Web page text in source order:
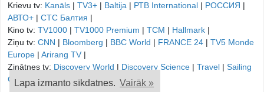
Lapa izmanto sīkdatnes. Vairāk »
Krievu tv: Kanāls | TV3+ | Baltija | РТB International | РОССИЯ |
АВТО+ | СТС Балтия |
Kino tv: TV1000 | TV1000 Premium | TCM | Hallmark |
Ziņu tv: CNN | Bloomberg | BBC World | FRANCE 24 | TV5 Monde
Europe | Arirang TV |
Zinātnes tv: Discovery World | Discovery Science | Travel | Sailing
Channel|